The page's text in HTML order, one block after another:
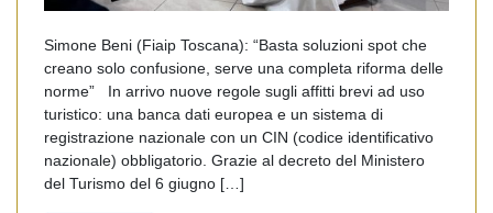
Simone Beni (Fiaip Toscana): “Basta soluzioni spot che
creano solo confusione, serve una completa riforma delle
norme” In arrivo nuove regole sugli affitti brevi ad uso
turistico: una banca dati europea e un sistema di
registrazione nazionale con un CIN (codice identificativo
nazionale) obbligatorio. Grazie al decreto del Ministero
del Turismo del 6 giugno […]